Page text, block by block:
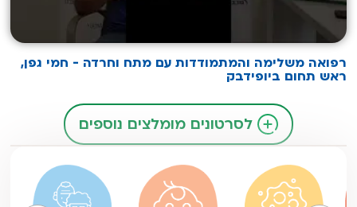
רפואה משלימה והמתמודדות עם מתח וחרדה - חמי גפן,
ראש תחום ביופידבק
לסרטונים מומלצים נוספים